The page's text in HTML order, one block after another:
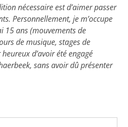
nécessaire est d’aimer passer
Personnellement, je m’occupe
15 ans (mouvements de
de musique, stages de
d’avoir été engagé
sans avoir dû présenter